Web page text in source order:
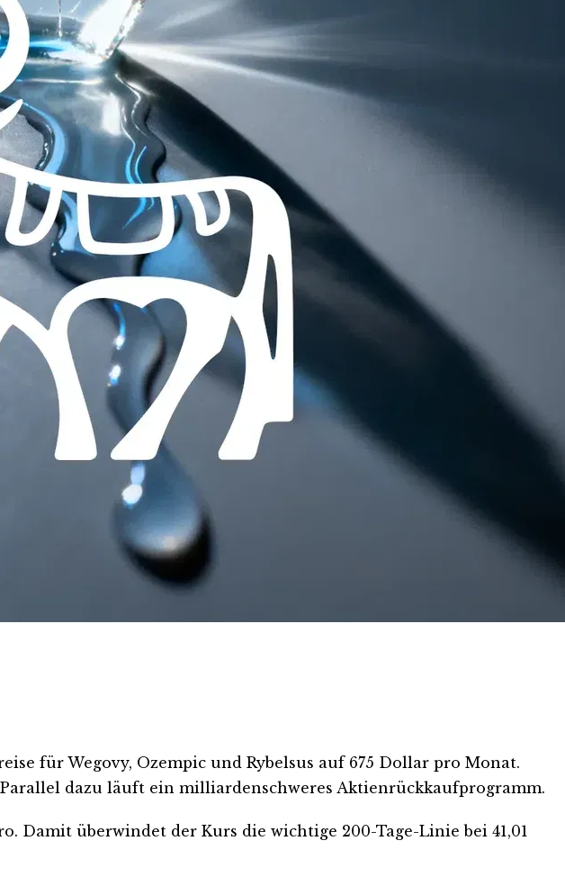
für Wegovy, Ozempic und Rybelsus auf 675 Dollar pro Monat.
dazu läuft ein milliardenschweres Aktienrückkaufprogramm.
Damit überwindet der Kurs die wichtige 200-Tage-Linie bei 41,01